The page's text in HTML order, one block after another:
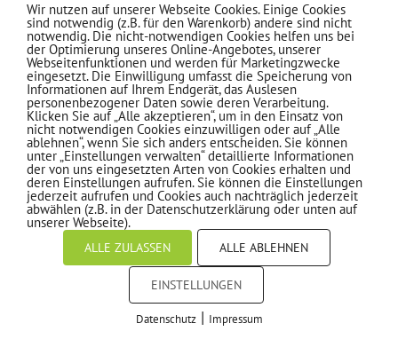
Wir nutzen auf unserer Webseite Cookies. Einige Cookies
sind notwendig (z.B. für den Warenkorb) andere sind nicht
notwendig. Die nicht-notwendigen Cookies helfen uns bei
der Optimierung unseres Online-Angebotes, unserer
Webseitenfunktionen und werden für Marketingzwecke
eingesetzt. Die Einwilligung umfasst die Speicherung von
Informationen auf Ihrem Endgerät, das Auslesen
personenbezogener Daten sowie deren Verarbeitung.
Klicken Sie auf „Alle akzeptieren“, um in den Einsatz von
nicht notwendigen Cookies einzuwilligen oder auf „Alle
ablehnen“, wenn Sie sich anders entscheiden. Sie können
unter „Einstellungen verwalten“ detaillierte Informationen
der von uns eingesetzten Arten von Cookies erhalten und
deren Einstellungen aufrufen. Sie können die Einstellungen
jederzeit aufrufen und Cookies auch nachträglich jederzeit
abwählen (z.B. in der Datenschutzerklärung oder unten auf
unserer Webseite).
ALLE ZULASSEN ALLE ABLEHNEN
EINSTELLUNGEN
Datenschutz| Impressum